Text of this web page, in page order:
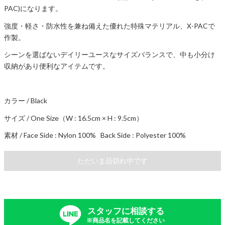
PAC)になります。
強度・軽さ・防水性を兼ね備えた優れた特殊マテリアル、X-PACで
作製。
シーンを選ばないデイリーユースなサイズバランスで、中も小分け
収納があり便利なアイテムです。
カラー / Black
サイズ / One Size（W : 16.5cm × H : 9.5cm）
素材 / Face Side : Nylon 100% Back Side : Polyester 100%
ただいま品切れ中です
スタッフに相談する
※商品名を記載してください